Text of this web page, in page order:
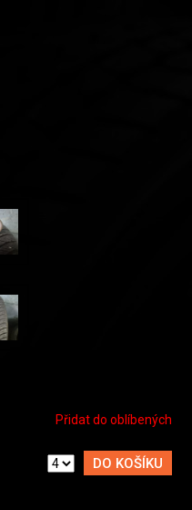
Přidat do oblíbených
DO KOŠÍKU